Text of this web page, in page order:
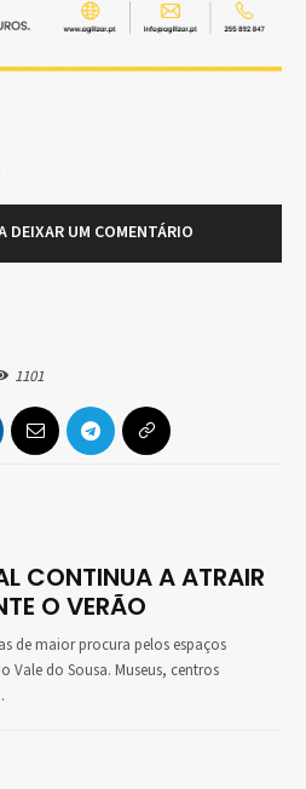
1101
CONTINUA A ATRAIR
O VERÃO
de maior procura pelos espaços
Vale do Sousa. Museus, centros
DEIXAR UM COMENTÁRIO